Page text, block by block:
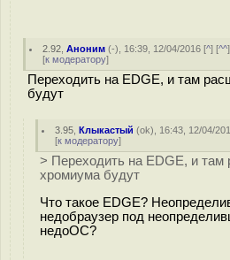
2.92 ,Аноним (-), 16:39, 12/04/2016 [^] [^^
[к модератору]
Переходить на EDGE, и там
будут
3.95 ,Клыкастый (ok), 16:43, 12/04/
[к модератору]
> Переходить на EDGE, и там
хромиума будут
Что такое EDGE?
недобраузер под
недоОС?